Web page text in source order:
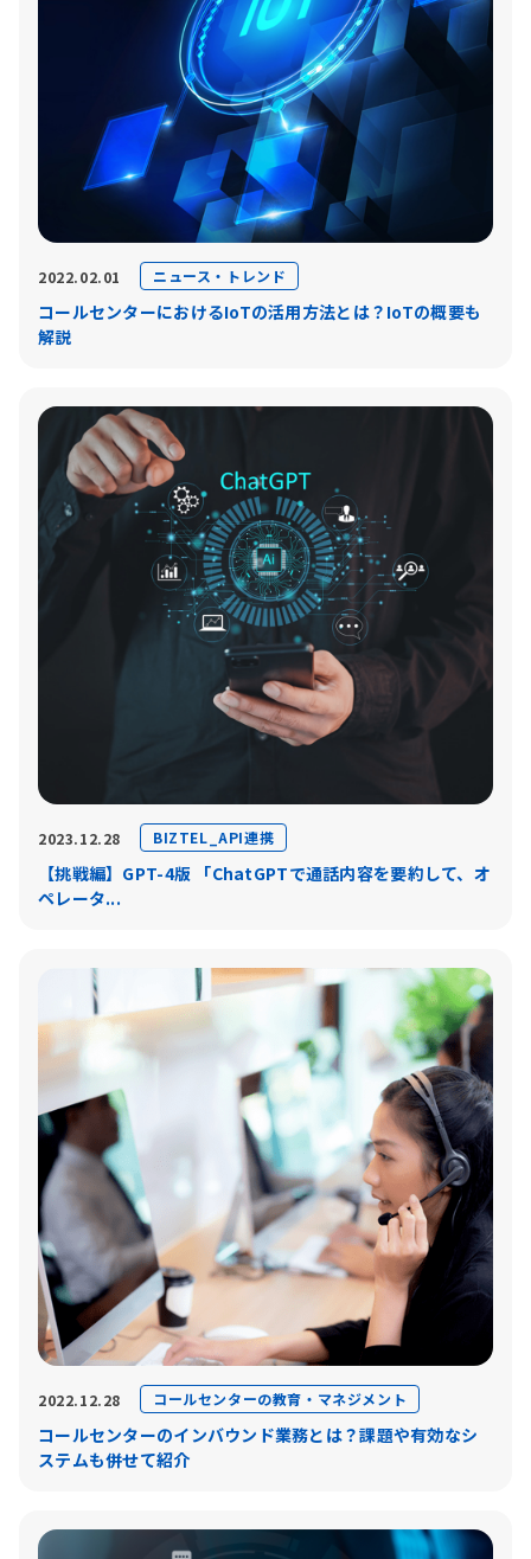
2022.02.01 ニュース・トレンド
コールセンターにおけるIoTの活用方法とは？IoTの概要も
解説
2023.12.28 BIZTEL_API連携
【挑戦編】GPT-4版 「ChatGPTで通話内容を要約して、オ
ペレータ...
2022.12.28 コールセンターの教育・マネジメント
コールセンターのインバウンド業務とは？課題や有効なシ
ステムも併せて紹介